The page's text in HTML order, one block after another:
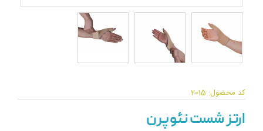
کد محصول: 2015
ارتز شست نئوپرن